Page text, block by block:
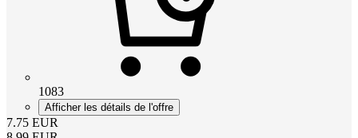
1083
Afficher les détails de l'offre
7.75 EUR